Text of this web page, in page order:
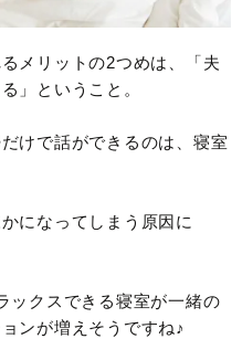
メリットの2つめは、「夫
」ということ。
けで話ができるのは、寝室
になってしまう原因に
ックスできる寝室が一緒の
ンが増えそうですね♪